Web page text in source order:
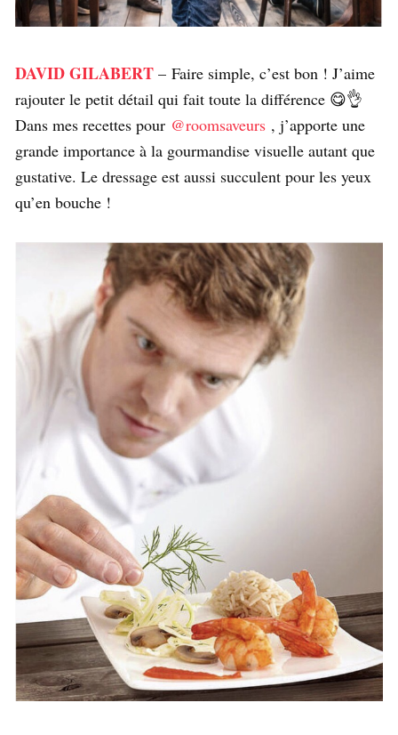
DAVID GILABERT – Faire simple, c’est bon ! J’aime
rajouter le petit détail qui fait toute la différence 😋👌
Dans mes recettes pour @roomsaveurs , j’apporte une
grande importance à la gourmandise visuelle autant que
gustative. Le dressage est aussi succulent pour les yeux
qu’en bouche !